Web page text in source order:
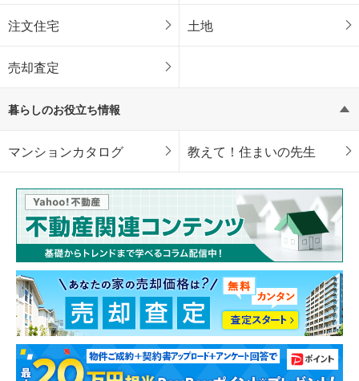
注文住宅 土地
売却査定
暮らしのお役立ち情報
マンションカタログ 教えて！住まいの先生